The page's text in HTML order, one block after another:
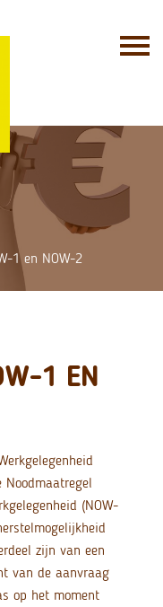
1 en NOW-2
1 EN
(NOW-
zijn van een
van de aanvraag
op het moment